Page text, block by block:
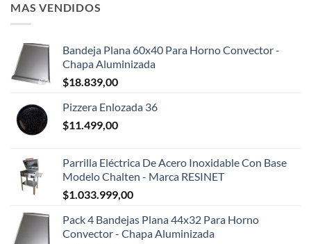
MAS VENDIDOS
Bandeja Plana 60x40 Para Horno Convector -
Chapa Aluminizada
$18.839,00
Pizzera Enlozada 36
$11.499,00
Parrilla Eléctrica De Acero Inoxidable Con Base
Modelo Chalten - Marca RESINET
$1.033.999,00
Pack 4 Bandejas Plana 44x32 Para Horno
Convector - Chapa Aluminizada